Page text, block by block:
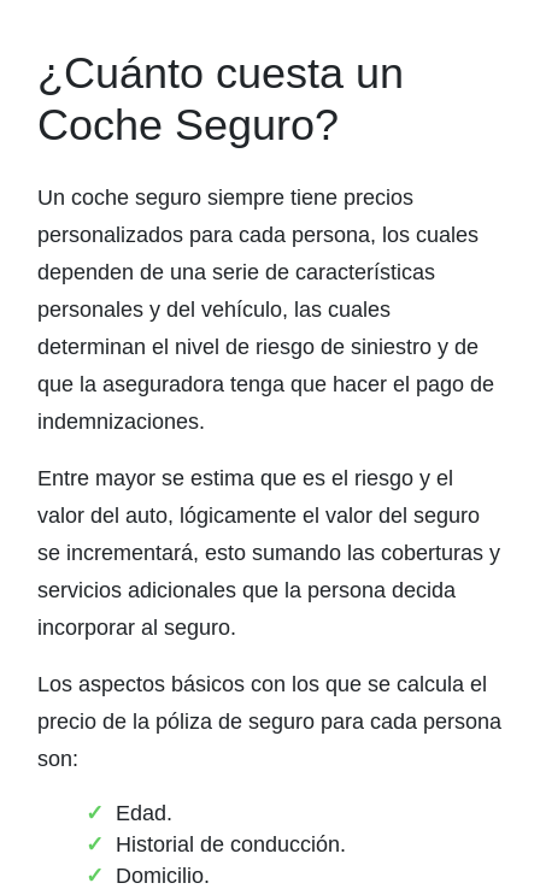
¿Cuánto cuesta un
Coche Seguro?
Un coche seguro siempre tiene precios
personalizados para cada persona, los cuales
dependen de una serie de características
personales y del vehículo, las cuales
determinan el nivel de riesgo de siniestro y de
que la aseguradora tenga que hacer el pago de
indemnizaciones.
Entre mayor se estima que es el riesgo y el
valor del auto, lógicamente el valor del seguro
se incrementará, esto sumando las coberturas y
servicios adicionales que la persona decida
incorporar al seguro.
Los aspectos básicos con los que se calcula el
precio de la póliza de seguro para cada persona
son:
Edad.
Historial de conducción.
Domicilio.